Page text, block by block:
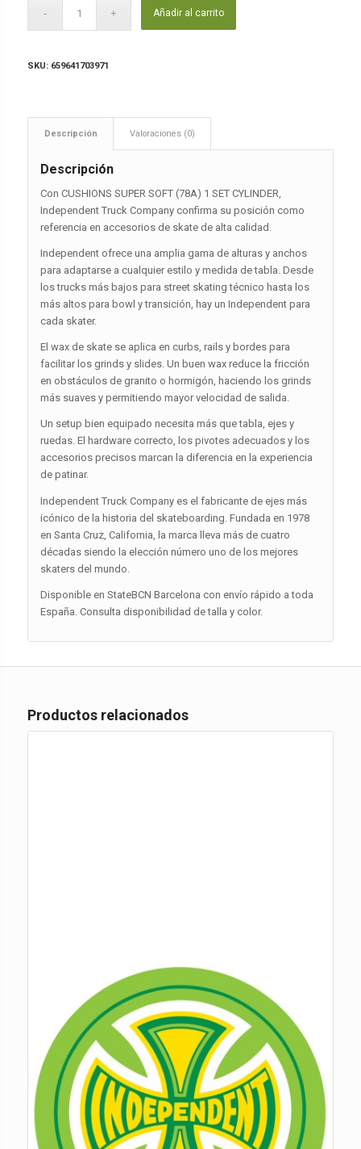
Añadir al carrito
SKU: 659641703971
Descripción Valoraciones (0)
Descripción
Con CUSHIONS SUPER SOFT (78A) 1 SET CYLINDER,
Independent Truck Company confirma su posición como
referencia en accesorios de skate de alta calidad.
Independent ofrece una amplia gama de alturas y anchos
para adaptarse a cualquier estilo y medida de tabla. Desde
los trucks más bajos para street skating técnico hasta los
más altos para bowl y transición, hay un Independent para
cada skater.
El wax de skate se aplica en curbs, rails y bordes para
facilitar los grinds y slides. Un buen wax reduce la fricción
en obstáculos de granito o hormigón, haciendo los grinds
más suaves y permitiendo mayor velocidad de salida.
Un setup bien equipado necesita más que tabla, ejes y
ruedas. El hardware correcto, los pivotes adecuados y los
accesorios precisos marcan la diferencia en la experiencia
de patinar.
Independent Truck Company es el fabricante de ejes más
icónico de la historia del skateboarding. Fundada en 1978
en Santa Cruz, California, la marca lleva más de cuatro
décadas siendo la elección número uno de los mejores
skaters del mundo.
Disponible en StateBCN Barcelona con envío rápido a toda
España. Consulta disponibilidad de talla y color.
Productos relacionados